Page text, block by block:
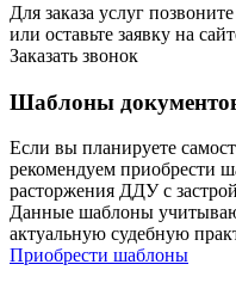
Для заказа услуг
или оставьте заявку на
Заказать звонок
Шаблоны
Если вы планируете
рекомендуем приобрести
расторжения ДДУ с
Данные шаблоны
актуальную судебную
Приобрести шаблоны